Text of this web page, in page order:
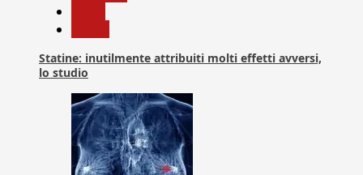
Statine: inutilmente attribuiti molti effetti avversi,
lo studio